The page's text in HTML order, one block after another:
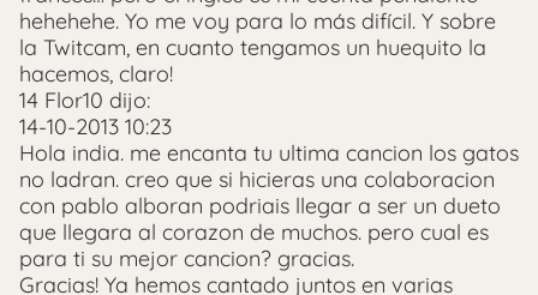
hehehehe. Yo me voy para lo más difícil. Y sobre
la Twitcam, en cuanto tengamos un huequito la
hacemos, claro!
14 Flor10 dijo:
14-10-2013 10:23
Hola india. me encanta tu ultima cancion los gatos
no ladran. creo que si hicieras una colaboracion
con pablo alboran podriais llegar a ser un dueto
que llegara al corazon de muchos. pero cual es
para ti su mejor cancion? gracias.
Gracias! Ya hemos cantado juntos en varias